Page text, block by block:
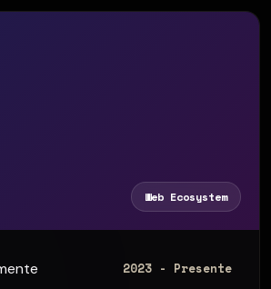
Web Ecosystem
2023 - Presente